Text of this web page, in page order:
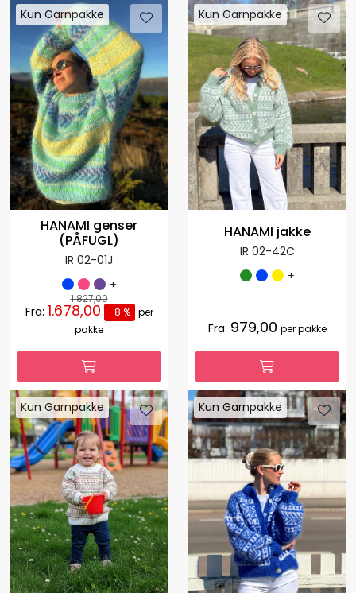
Kun Garnpakke
HANAMI genser
(PÅFUGL)
IR 02-01J
+
1.827,00
Fra: 1.678,00 -8 %
per
pakke
Kun Garnpakke
HANAMI jakke
IR 02-42C
+
Fra: 979,00 per pakke
Kun Garnpakke Kun Garnpakke